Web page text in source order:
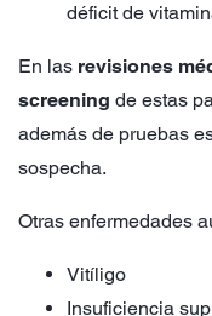
déficit de
En las revisiones
screening de estas
además de pruebas
sospecha.
Otras enfermedades
Vitíligo
Insuficiencia